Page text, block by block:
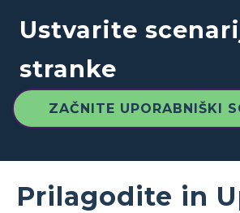
Ustvarite
stranke
ZAČNITE UPORABNIŠKI
Prilagodite in